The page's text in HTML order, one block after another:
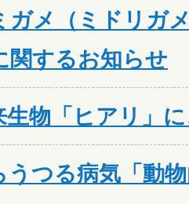
ガメ（ミドリガ
関するお知らせ
生物「ヒアリ」
うつる病気「動